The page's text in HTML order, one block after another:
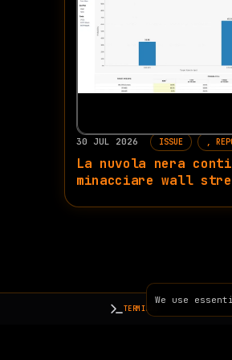
TERMINAL
30 JUL 2026 ISSUE
La nuvola nera
minacciare wall
We use